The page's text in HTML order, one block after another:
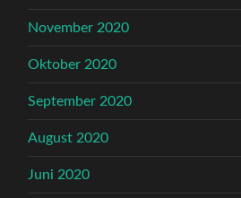
November 2020
Oktober 2020
September 2020
August 2020
Juni 2020